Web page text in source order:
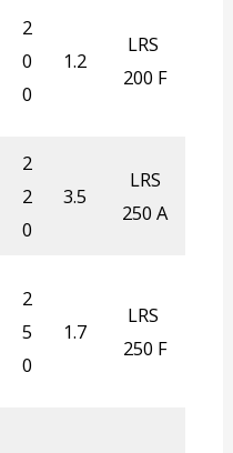
LRS
200 F
1.2
2
0
0
LRS
250 A
3.5
2
2
0
LRS
250 F
1.7
2
5
0